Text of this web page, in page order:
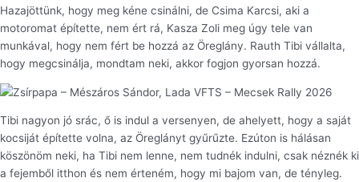
Hazajöttünk, hogy meg kéne csinálni, de Csima Karcsi, aki a
motoromat építette, nem ért rá, Kasza Zoli meg úgy tele van
munkával, hogy nem fért be hozzá az Öreglány. Rauth Tibi vállalta,
hogy megcsinálja, mondtam neki, akkor fogjon gyorsan hozzá.
Tibi nagyon jó srác, ő is indul a versenyen, de ahelyett, hogy a saját
kocsiját építette volna, az Öreglányt gyűrűzte. Ezúton is hálásan
köszönöm neki, ha Tibi nem lenne, nem tudnék indulni, csak néznék ki
a fejemből itthon és nem érteném, hogy mi bajom van, de tényleg.